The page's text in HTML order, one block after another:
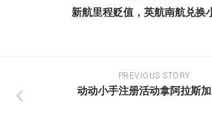
新航里程贬值，英航南航兑换
PREVIOUS STORY
动动小手注册活动拿阿拉斯